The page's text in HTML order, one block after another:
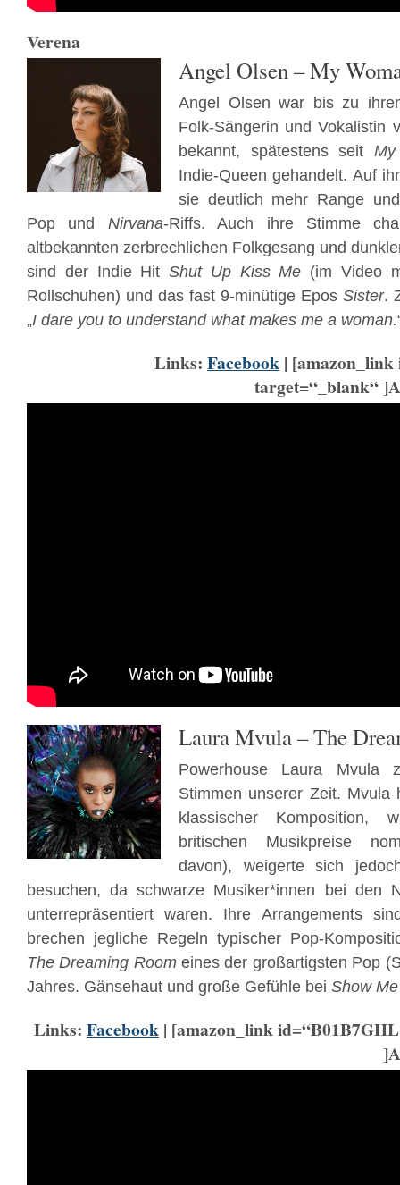
Verena
Angel Olsen – My
Angel Olsen war bis zu
Folk-Sängerin und Vokalistin
bekannt, spätestens seit
Indie-Queen gehandelt. Auf
sie deutlich mehr Range
Pop und Nirvana-Riffs. Auch ihre Stimme
altbekannten zerbrechlichen Folkgesang und
sind der Indie Hit Shut Up Kiss Me (im Video
Rollschuhen) und das fast 9-minütige Epos Sister.
„I dare you to understand what makes me a woman.
Links: Facebook |
target=“_blank“
Laura Mvula – The
Powerhouse Laura Mvula
Stimmen unserer Zeit. Mvula
klassischer
britischen Musikpreise
davon), weigerte sich
besuchen, da schwarze Musiker*innen bei den
unterrepräsentiert waren. Ihre Arrangements
brechen jegliche Regeln typischer Pop-
The Dreaming Room eines der großartigsten Pop
Jahres. Gänsehaut und große Gefühle bei Show
Links: Facebook | [amazon_link